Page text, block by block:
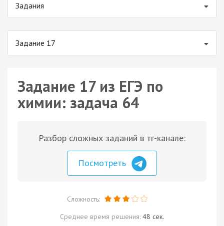
Задания
Задание 17
Задание 17 из ЕГЭ по
химии: задача 64
Разбор сложных заданий в тг-канале:
Посмотреть
Сложность:
Среднее время решения: 48 сек.